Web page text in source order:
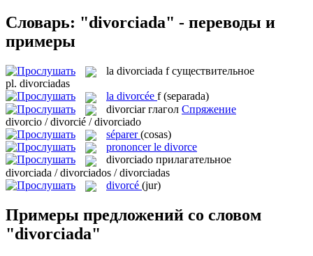
Словарь: "divorciada" - переводы и
примеры
la divorciada f существительное
pl. divorciadas
la divorcée f (separada)
divorciar глагол Спряжение
divorcio / divorcié / divorciado
séparer (cosas)
prononcer le divorce
divorciado прилагательное
divorciada / divorciados / divorciadas
divorcé (jur)
Примеры предложений со словом
"divorciada"